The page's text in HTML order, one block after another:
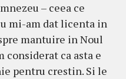
– ceea ce
mi-am dat licenta in
mantuire in Noul
considerat ca asta e
pentru crestin. Si le